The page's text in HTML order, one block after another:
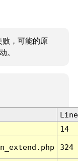
败，可能的原
。
Line
14
324